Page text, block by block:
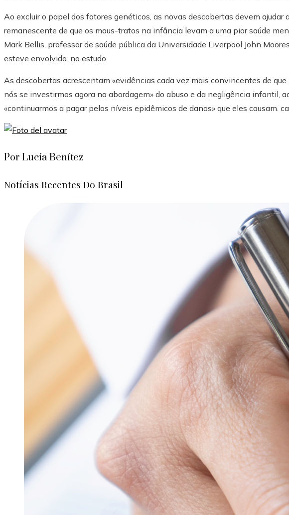
Ao excluir o papel dos fatores genéticos, as novas descobertas devem ajudar
remanescente de que os maus-tratos na infância levam a uma pior saúde
Mark Bellis, professor de saúde pública da Universidade Liverpool John
esteve envolvido. no estudo.
As descobertas acrescentam «evidências cada vez mais convincentes de
nós se investirmos agora na abordagem» do abuso e da negligência infantil,
«continuarmos a pagar pelos níveis epidêmicos de danos» que eles causam.
Por Lucía Benítez
Notícias Recentes Do Brasil